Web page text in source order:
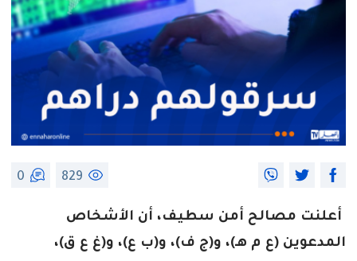
829
0
أعلنت مصالح أمن سطيف، أن الأشخاص
المدعوين (ع م هـ)، و(ج ف)، و(ب ع)، و(غ ع ق)،